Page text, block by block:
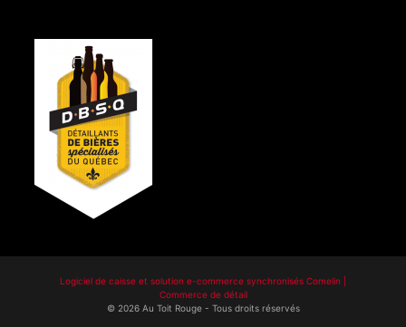
Logiciel de caisse et solution e-commerce synchronisés Comelin |
Commerce de détail
© 2026 Au Toit Rouge- Tous droits réservés